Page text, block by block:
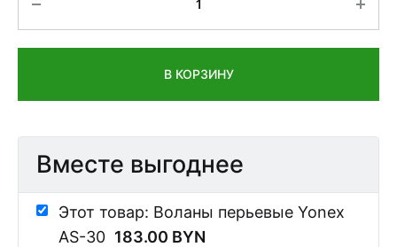
В КОРЗИНУ
Вместе выгоднее
Этот товар: Воланы перьевые Yonex
AS-30 183.00 BYN